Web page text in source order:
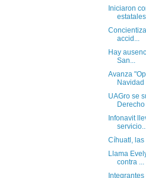
Iniciaron
accid...
Hay
San...
Avanza
Navidad
UAGro se
Derecho
Infonavit
Cíhuatl, las
Llama
contra ...